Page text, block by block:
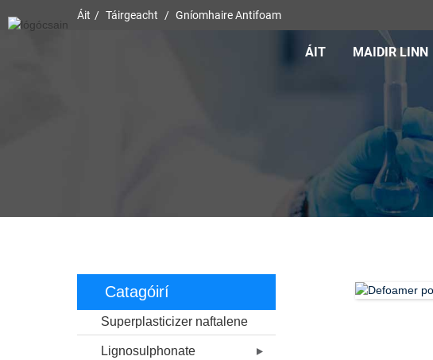
ÁIT MAIDIR LINN
Áit Táirgeacht Gníomhaire Antifoam
Catagóirí
Superplasticizer naftalene
Lignosulphonate